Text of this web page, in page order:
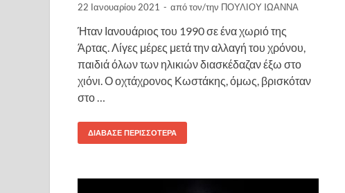
22 Ιανουαρίου 2021 - από τον/την ΠΟΥΛΙΟΥ IΩΑΝΝΑ
Ήταν Ιανουάριος του 1990 σε ένα χωριό της
Άρτας. Λίγες μέρες μετά την αλλαγή του χρόνου,
παιδιά όλων των ηλικιών διασκέδαζαν έξω στο
χιόνι. Ο οχτάχρονος Κωστάκης, όμως, βρισκόταν
στο …
ΔΙΆΒΑΣΕ ΠΕΡΙΣΣΌΤΕΡΑ